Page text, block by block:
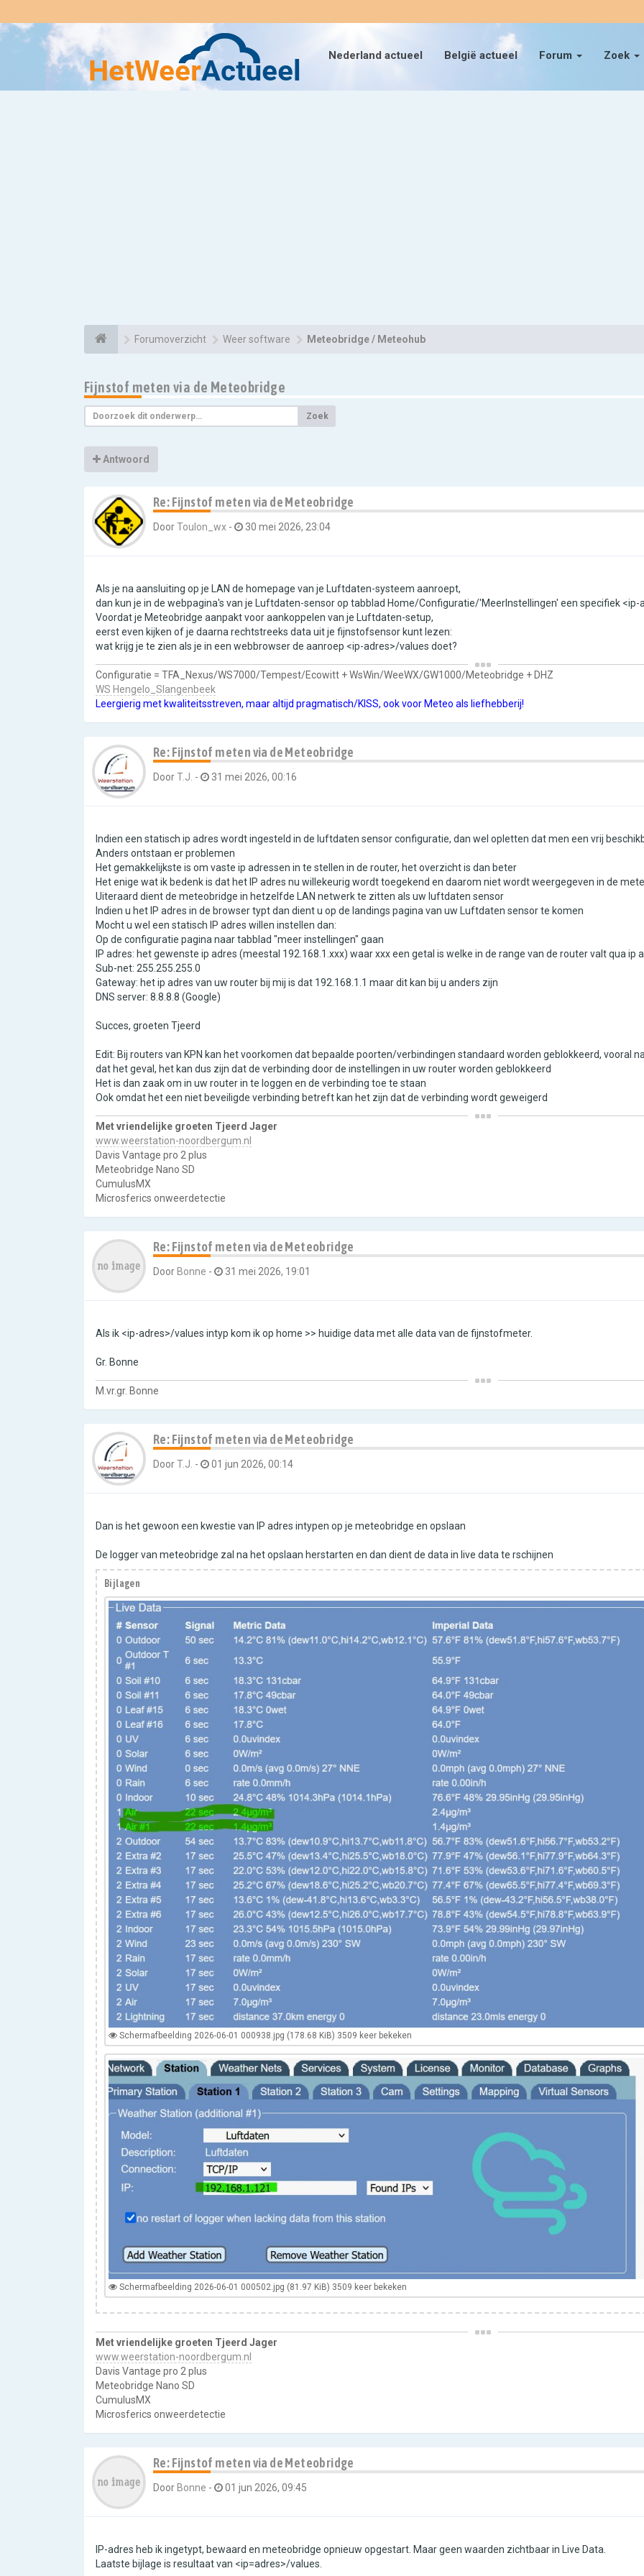
Nederland actueel België actueel Forum Zoek
Forumoverzicht Weer software Meteobridge / Meteohub
Fijnstof meten via de Meteobridge
Zoek
Antwoord
Re: Fijnstof meten via de Meteobridge
DoorToulon_wx - 30 mei 2026, 23:04
Als je na aansluiting op je LAN de homepage van je Luftdaten-systeem aanroept,
dan kun je in de webpagina's van je Luftdaten-sensor op tabblad Home/Configuratie/'MeerInstellingen' een specifiek <ip-
Voordat je Meteobridge aanpakt voor aankoppelen van je Luftdaten-setup,
eerst even kijken of je daarna rechtstreeks data uit je fijnstofsensor kunt lezen:
wat krijg je te zien als je in een webbrowser de aanroep <ip-adres>/values doet?
Configuratie = TFA_Nexus/WS7000/Tempest/Ecowitt + WsWin/WeeWX/GW1000/Meteobridge + DHZ
WS Hengelo_Slangenbeek
Leergierig met kwaliteitsstreven, maar altijd pragmatisch/KISS, ook voor Meteo als liefhebberij!
Re: Fijnstof meten via de Meteobridge
DoorT.J. - 31 mei 2026, 00:16
Indien een statisch ip adres wordt ingesteld in de luftdaten sensor configuratie, dan wel opletten dat men een vrij
Anders ontstaan er problemen
Het gemakkelijkste is om vaste ip adressen in te stellen in de router, het overzicht is dan beter
Het enige wat ik bedenk is dat het IP adres nu willekeurig wordt toegekend en daarom niet wordt weergegeven in de
Uiteraard dient de meteobridge in hetzelfde LAN netwerk te zitten als uw luftdaten sensor
Indien u het IP adres in de browser typt dan dient u op de landings pagina van uw Luftdaten sensor te komen
Mocht u wel een statisch IP adres willen instellen dan:
Op de configuratie pagina naar tabblad "meer instellingen" gaan
IP adres: het gewenste ip adres (meestal 192.168.1.xxx) waar xxx een getal is welke in de range van de router valt qua ip
Sub-net: 255.255.255.0
Gateway: het ip adres van uw router bij mij is dat 192.168.1.1 maar dit kan bij u anders zijn
DNS server: 8.8.8.8 (Google)
Succes, groeten Tjeerd
Edit: Bij routers van KPN kan het voorkomen dat bepaalde poorten/verbindingen standaard worden geblokkeerd, vooral
dat het geval, het kan dus zijn dat de verbinding door de instellingen in uw router worden geblokkeerd
Het is dan zaak om in uw router in te loggen en de verbinding toe te staan
Ook omdat het een niet beveiligde verbinding betreft kan het zijn dat de verbinding wordt geweigerd
Met vriendelijke groeten Tjeerd Jager
www.weerstation-noordbergum.nl
Davis Vantage pro 2 plus
Meteobridge Nano SD
CumulusMX
Microsferics onweerdetectie
Re: Fijnstof meten via de Meteobridge
Door Bonne - 31 mei 2026, 19:01
Als ik <ip-adres>/values intyp kom ik op home >> huidige data met alle data van de fijnstofmeter.
Gr. Bonne
M.vr.gr. Bonne
Re: Fijnstof meten via de Meteobridge
DoorT.J. - 01 jun 2026, 00:14
Dan is het gewoon een kwestie van IP adres intypen op je meteobridge en opslaan
De logger van meteobridge zal na het opslaan herstarten en dan dient de data in live data te rschijnen
Bijlagen
Schermafbeelding 2026-06-01 000938.jpg (178.68 KiB) 3509 keer bekeken
Schermafbeelding 2026-06-01 000502.jpg (81.97 KiB) 3509 keer bekeken
Met vriendelijke groeten Tjeerd Jager
www.weerstation-noordbergum.nl
Davis Vantage pro 2 plus
Meteobridge Nano SD
CumulusMX
Microsferics onweerdetectie
Re: Fijnstof meten via de Meteobridge
Door Bonne - 01 jun 2026, 09:45
IP-adres heb ik ingetypt, bewaard en meteobridge opnieuw opgestart. Maar geen waarden zichtbaar in Live Data.
Laatste bijlage is resultaat van <ip=adres>/values.